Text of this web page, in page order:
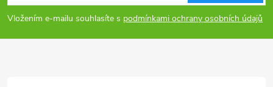
p
a
Vložením e-mailu souhlasíte s podmínkami ochrany osobních údajů